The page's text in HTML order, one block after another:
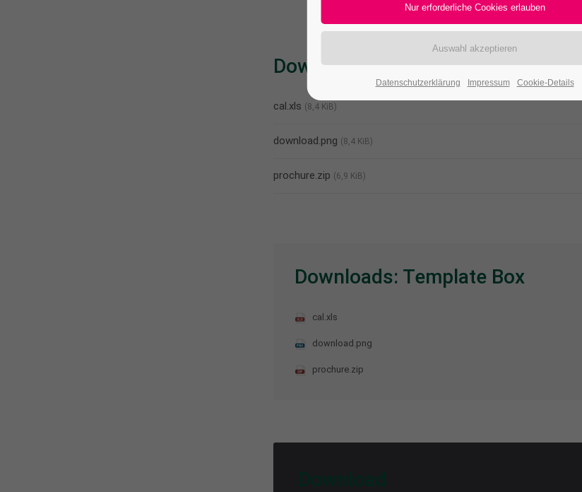
Downloads
cal.xls (8,4 KiB)
download.png (8,4 KiB)
prochure.zip (6,9 KiB)
Downloads: Template Box
cal.xls
download.png
prochure.zip
Download
Datenschutzerklärung Impressum Cookie-Details